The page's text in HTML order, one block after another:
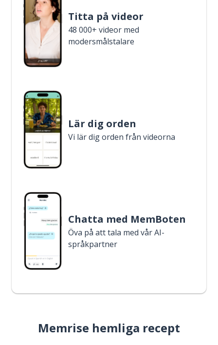
Titta på videor
48 000+ videor med
modersmålstalare
Lär dig orden
Vi lär dig orden från videorna
Chatta med MemBoten
Öva på att tala med vår AI-
språkpartner
Memrise hemliga recept